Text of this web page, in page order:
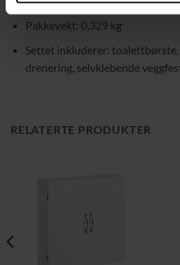
Pakkevekt: 0,329 kg
Settet inkluderer: toalettbørste,
drenering, selvklebende
RELATERTE PRODUKTER